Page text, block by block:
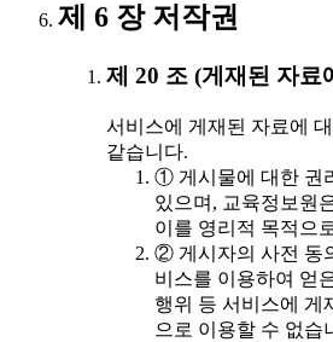
제 6 장 저작권
제 20 조 (게재된 자료
서비스에 게재된 자료에
같습니다.
① 게시물에 대한 권
있으며, 교육정보원
이를 영리적 목적으
② 게시자의 사전 동
비스를 이용하여 얻
행위 등 서비스에 게
으로 이용할 수 없습